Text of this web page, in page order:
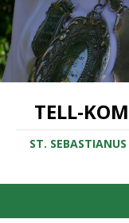
TELL-
ST.